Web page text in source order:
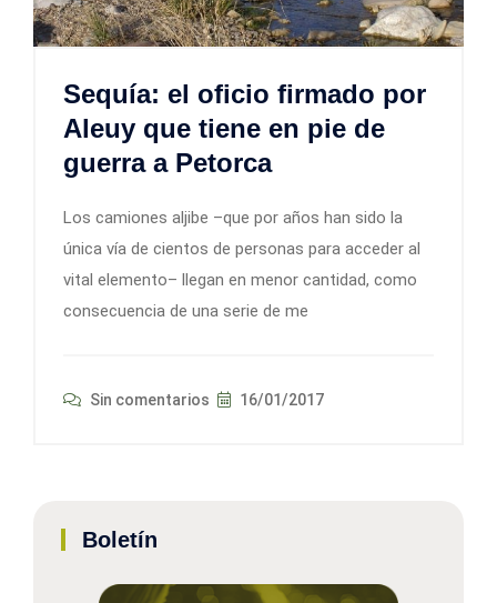
Sequía: el oficio firmado por
Aleuy que tiene en pie de
guerra a Petorca
Los camiones aljibe –que por años han sido la
única vía de cientos de personas para acceder al
vital elemento– llegan en menor cantidad, como
consecuencia de una serie de me
Sin comentarios 16/01/2017
Boletín